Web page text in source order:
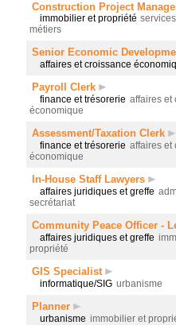
Construction Project
immobilier et propriété
métiers
Senior Economic
affaires et croissance
Payroll Clerk
finance et trésorerie affaires et
économique
Assessment/Taxation Clerk
finance et trésorerie affaires et
économique
In-House Staff Lawyers
affaires juridiques et greffe
secrétariat
Community Peace Officer -
affaires juridiques et greffe
propriété
GIS Specialist
informatique/SIG urbanisme
Planner
urbanisme immobilier et